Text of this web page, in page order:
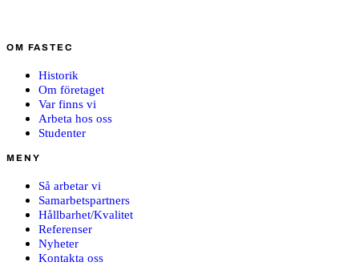
OM FASTEC
Historik
Om företaget
Var finns vi
Arbeta hos oss
Studenter
MENY
Så arbetar vi
Samarbetspartners
Hållbarhet/Kvalitet
Referenser
Nyheter
Kontakta oss